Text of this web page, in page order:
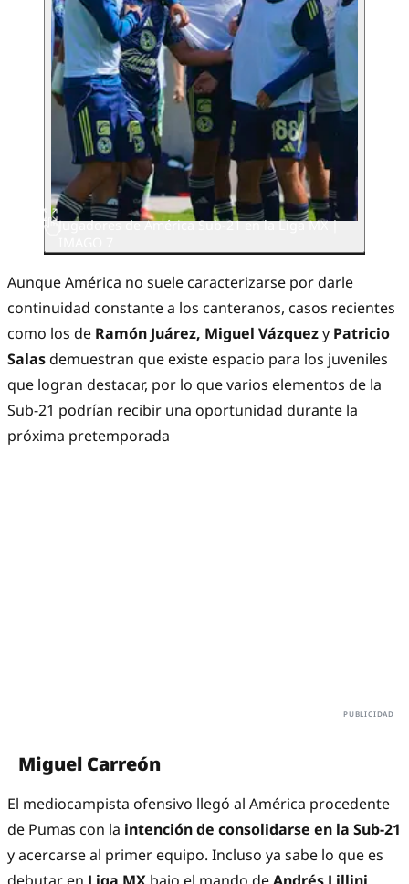
Jugadores de América Sub-21 en la Liga MX |
Aunque América no suele caracterizarse por darle
continuidad constante a los canteranos, casos recientes
como los de Ramón Juárez, Miguel Vázquezy Patricio
Salasdemuestran que existe espacio para los juveniles
que logran destacar, por lo que varios elementos de la
Sub-21 podrían recibir una oportunidad durante la
próxima pretemporada
Miguel Carreón
El mediocampista ofensivo llegó al América procedente
de Pumas con la intención de consolidarse en la Sub-21
y acercarse al primer equipo. Incluso ya sabe lo que es